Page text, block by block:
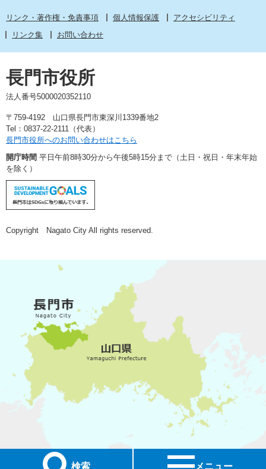
検索 メニュー
リンク・著作権・免責事項 個人情報保護
アクセシビリティ
リンク集
お問い合わせ
長門市役所
法人番号5000020352110
〒759-4192 山口県長門市東深川1339番地2
Tel：0837-22-2111（代表）
長門市役所へのお問い合わせはこちら
開庁時間 平日午前8時30分から午後5時15分まで（土日・祝日・年末年始
を除く）
Copyright Nagato City All rights reserved.